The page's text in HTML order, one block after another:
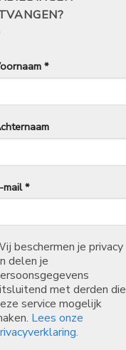
*
mail*
beschermen je privacy
delen je
met derden die
service mogelijk
Lees onze